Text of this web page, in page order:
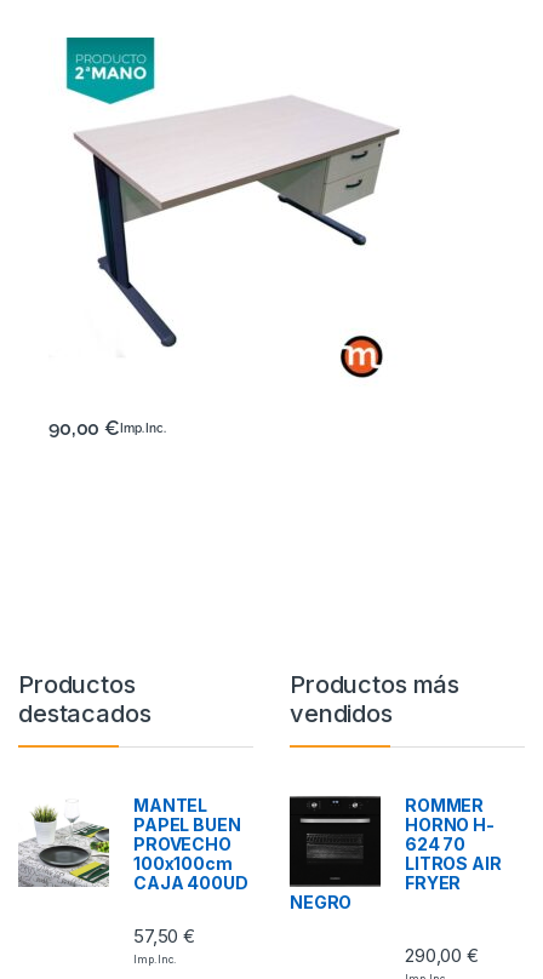
90,00€ Imp. Inc.
Productos
destacados
MANTEL
PAPEL BUEN
PROVECHO
100x100cm
CAJA 400UD
57,50€
Imp. Inc.
Productos más
vendidos
ROMMER
HORNO H-
624 70
LITROS AIR
FRYER
NEGRO
290,00€